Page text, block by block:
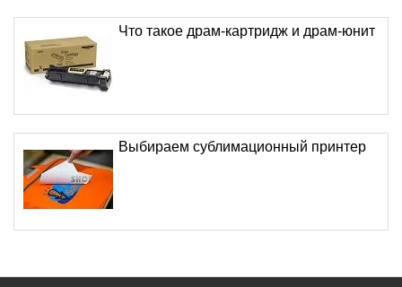
Что такое драм-картридж и драм-юнит
Выбираем сублимационный принтер